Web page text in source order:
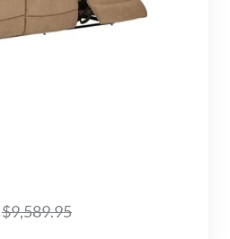
$9,589.95